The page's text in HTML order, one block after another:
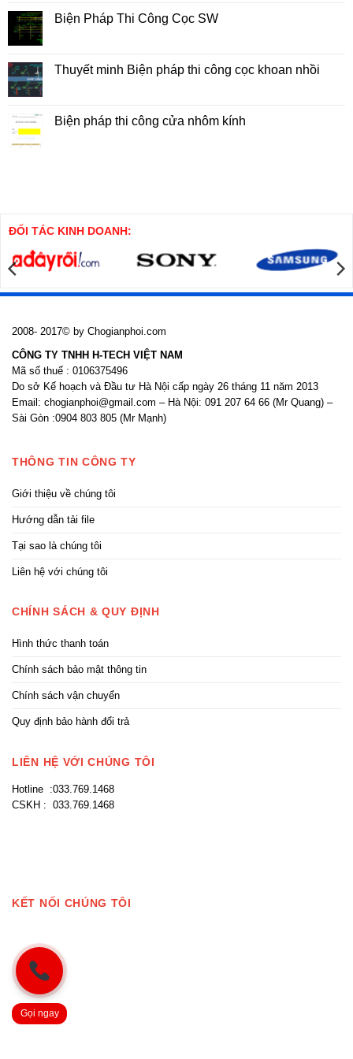
hai
tầng
luận
ở
Công
Tổng
Tầng
Biện Pháp Thi Công Cọc SW
luận
ở
Công
Cọc
Thuyết minh Biện pháp thi công cọc khoan nhồi
luận
ởBiện pháp thi công cửa nhôm kính
cửa
ĐỐI TÁC KINH DOANH:
2008- 2017© by Chogianphoi.com
CÔNG TY TNHH H-TECH VIỆT NAM
Mã số thuế : 0106375496
Do sở Kế hoạch và Đầu tư Hà Nội cấp ngày 26 tháng 11 năm 2013
Email: chogianphoi@gmail.com – Hà Nội: 091 207 64 66 (Mr Quang) –
Sài Gòn :0904 803 805 (Mr Mạnh)
THÔNG TIN CÔNG TY
Giới thiệu về chúng tôi
Hướng dẫn tải file
Tại sao là chúng tôi
Liên hệ với chúng tôi
CHÍNH SÁCH & QUY ĐỊNH
Hình thức thanh toán
Chính sách bảo mật thông tin
Chính sách vận chuyển
Quy định bảo hành đổi trả
LIÊN HỆ VỚI CHÚNG TÔI
Hotline :033.769.1468
CSKH : 033.769.1468
KẾT NỐI CHÚNG TÔI
Gọi ngay